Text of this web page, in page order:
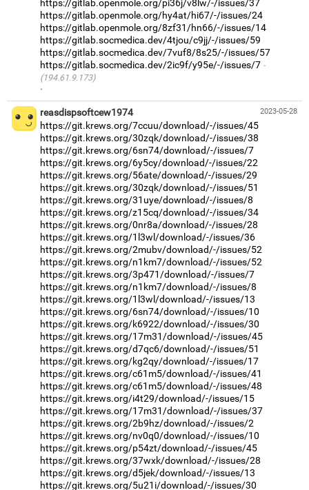
https://gitlab.openmole.org/pi36j/v8lw/-/issues/37
https://gitlab.openmole.org/hy4at/hi67/-/issues/24
https://gitlab.openmole.org/8zf31/hn66/-/issues/14
https://gitlab.socmedica.dev/4tjou/c9jj/-/issues/59
https://gitlab.socmedica.dev/7vuf8/8s25/-/issues/57
https://gitlab.socmedica.dev/2ic9f/y95e/-/issues/7
(194.61.9.173)
·
2023-05-28
reasdispsoftcew1974
https://git.krews.org/7ccuu/download/-/issues/45
https://git.krews.org/30zqk/download/-/issues/38
https://git.krews.org/6sn74/download/-/issues/7
https://git.krews.org/6y5cy/download/-/issues/22
https://git.krews.org/56ate/download/-/issues/29
https://git.krews.org/30zqk/download/-/issues/51
https://git.krews.org/31uye/download/-/issues/8
https://git.krews.org/z15cq/download/-/issues/34
https://git.krews.org/0nr8a/download/-/issues/28
https://git.krews.org/1l3wl/download/-/issues/36
https://git.krews.org/2mubv/download/-/issues/52
https://git.krews.org/n1km7/download/-/issues/52
https://git.krews.org/3p471/download/-/issues/7
https://git.krews.org/n1km7/download/-/issues/8
https://git.krews.org/1l3wl/download/-/issues/13
https://git.krews.org/6sn74/download/-/issues/10
https://git.krews.org/k6922/download/-/issues/30
https://git.krews.org/17m31/download/-/issues/45
https://git.krews.org/d7qc6/download/-/issues/51
https://git.krews.org/kg2qy/download/-/issues/17
https://git.krews.org/c61m5/download/-/issues/41
https://git.krews.org/c61m5/download/-/issues/48
https://git.krews.org/i4t29/download/-/issues/15
https://git.krews.org/17m31/download/-/issues/37
https://git.krews.org/2b9hz/download/-/issues/2
https://git.krews.org/nv0q0/download/-/issues/10
https://git.krews.org/p54zt/download/-/issues/45
https://git.krews.org/37wxk/download/-/issues/28
https://git.krews.org/d5jek/download/-/issues/13
https://git.krews.org/5u21i/download/-/issues/30